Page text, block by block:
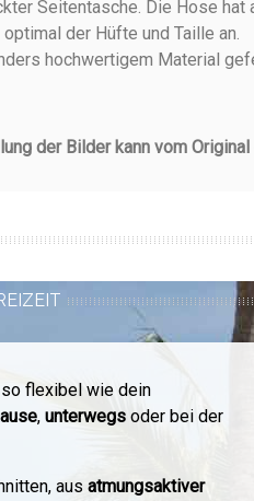
Seitentasche. Die Hose hat
der Hüfte und Taille an.
hochwertigem Material
der Bilder kann vom
flexibel wie dein
, unterwegs oder bei der
aus atmungsaktiver